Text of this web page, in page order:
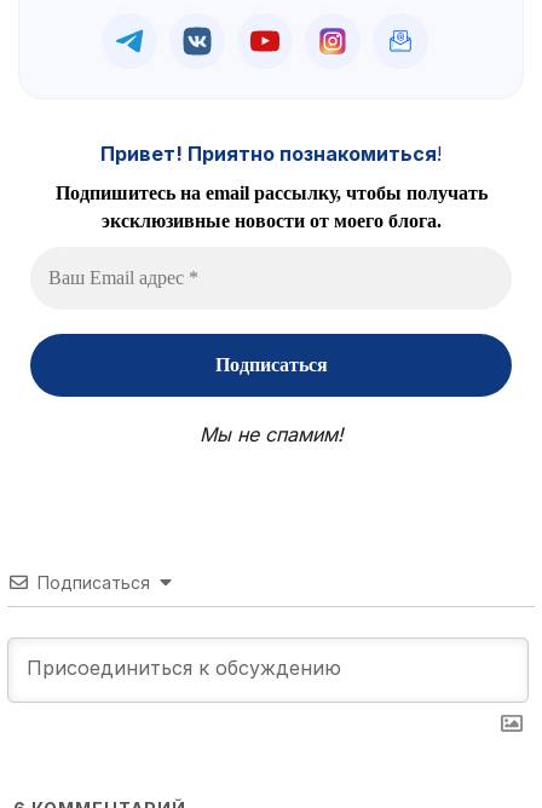
Привет! Приятно познакомиться!
Подпишитесь на email рассылку, чтобы получать
эксклюзивные новости от моего блога.
Мы не спамим!
Подписаться